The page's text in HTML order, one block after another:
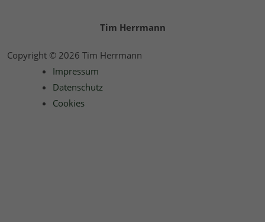
Tim Herrmann
Copyright © 2026 Tim Herrmann
Impressum
Datenschutz
Cookies